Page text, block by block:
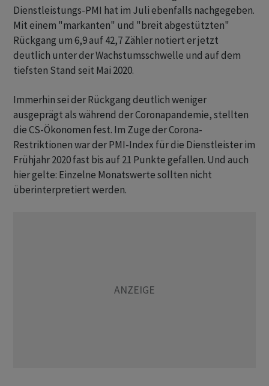
Dienstleistungs-PMI hat im Juli ebenfalls nachgegeben.
Mit einem "markanten" und "breit abgestützten"
Rückgang um 6,9 auf 42,7 Zähler notiert er jetzt
deutlich unter der Wachstumsschwelle und auf dem
tiefsten Stand seit Mai 2020.
Immerhin sei der Rückgang deutlich weniger
ausgeprägt als während der Coronapandemie, stellten
die CS-Ökonomen fest. Im Zuge der Corona-
Restriktionen war der PMI-Index für die Dienstleister im
Frühjahr 2020 fast bis auf 21 Punkte gefallen. Und auch
hier gelte: Einzelne Monatswerte sollten nicht
überinterpretiert werden.